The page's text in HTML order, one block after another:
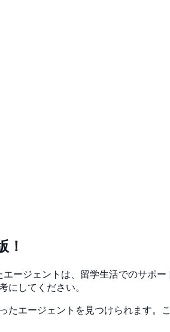
ージェントは、留学生活でのサポー
してください。
たエージェントを見つけられます。